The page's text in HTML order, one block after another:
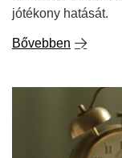
jótékony hatását.
Bővebben